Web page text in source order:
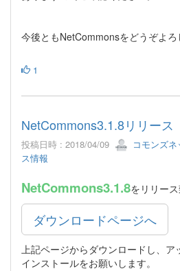
今後ともNetCommonsをどうぞよろ
1
NetCommons3.1.8リリース
投稿日時 : 2018/04/09 コモンズネ
ス情報
NetCommons3.1.8をリリース
ダウンロードページへ
上記ページからダウンロードし、ア
インストールをお願いします。